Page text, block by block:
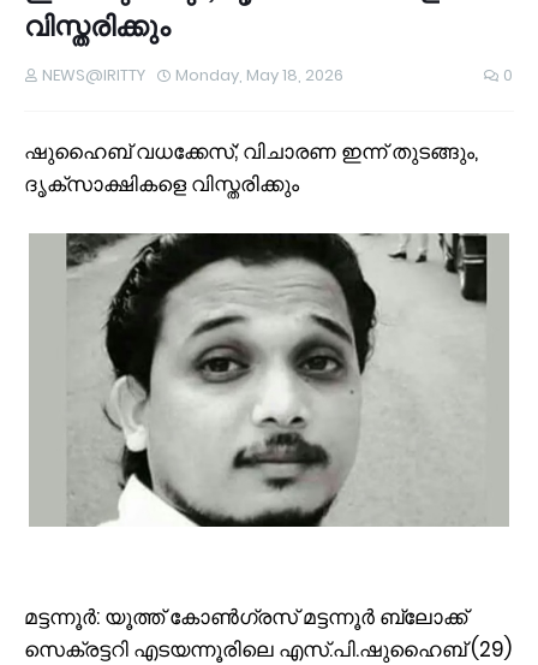
വിസ്തരിക്കും
NEWS@IRITTY Monday, May 18, 2026 0
ഷുഹൈബ് വധക്കേസ്; വിചാരണ ഇന്ന് തുടങ്ങും,
ദൃക്സാക്ഷികളെ വിസ്തരിക്കും
മട്ടന്നൂർ: യൂത്ത് കോൺഗ്രസ് മട്ടന്നൂർ ബ്ലോക്ക്
സെക്രട്ടറി എടയന്നൂരിലെ എസ്.പി.ഷുഹൈബ് (29)